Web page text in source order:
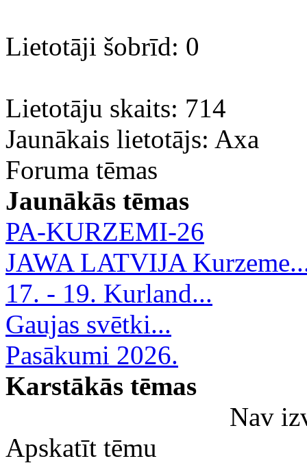
Lietotāji šobrīd: 0
Lietotāju skaits: 714
Jaunākais lietotājs: Axa
Foruma tēmas
Jaunākās tēmas
PA-KURZEMI-26
JAWA LATVIJA
17. - 19. Kurland...
Gaujas svētki...
Pasākumi 2026.
Karstākās tēmas
Nav
Apskatīt tēmu